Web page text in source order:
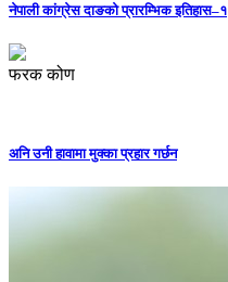
नेपाली कांग्रेस दाङको प्रारम्भिक इतिहास–१
फरक कोण
अनि उनी हावामा मुक्का प्रहार गर्छन